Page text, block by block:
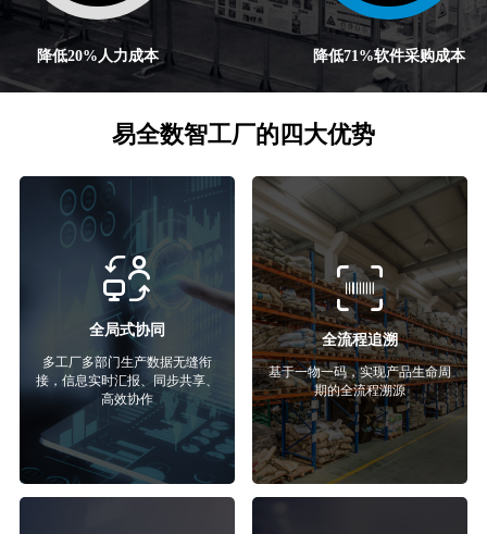
降低20%人力成本 降低71%软件采购成本
易全数智工厂的四大优势
全局式协同
多工厂多部门生产数据无缝衔
接，信息实时汇报、同步共享、
高效协作
全流程追溯
基于一物一码，实现产品生命周
期的全流程溯源